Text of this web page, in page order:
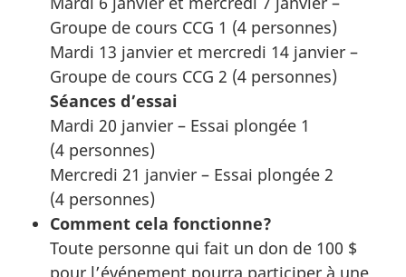
Groupe de cours CCG 1 (4 personnes)
Mardi 13 janvier et mercredi 14 janvier –
Groupe de cours CCG 2 (4 personnes)
Séances d’essai
Mardi 20 janvier – Essai plongée 1
(4 personnes)
Mercredi 21 janvier – Essai plongée 2
(4 personnes)
Comment cela fonctionne?
Toute personne qui fait un don de 100 $
pour l’événement pourra participer à une